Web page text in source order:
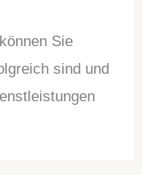
Sie
sind und